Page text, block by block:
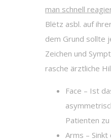
man schnell
Blëtz asbl. auf
dem Grund sollte
Zeichen und
rasche ärztliche
Face – Ist
Patienten zu
Arms – Sinkt